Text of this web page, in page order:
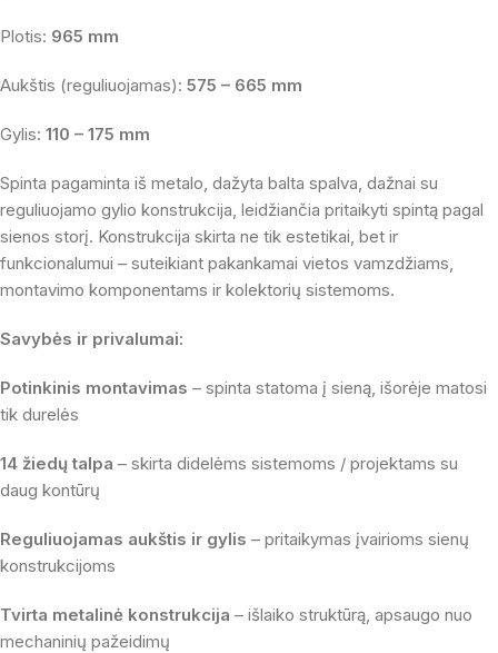
Plotis: 965 mm
Aukštis (reguliuojamas): 575 – 665 mm
Gylis: 110 – 175 mm
Spinta pagaminta iš metalo, dažyta balta spalva, dažnai su
reguliuojamo gylio konstrukcija, leidžiančia pritaikyti spintą pagal
sienos storį. Konstrukcija skirta ne tik estetikai, bet ir
funkcionalumui – suteikiant pakankamai vietos vamzdžiams,
montavimo komponentams ir kolektorių sistemoms.
Savybės ir privalumai:
Potinkinis montavimas – spinta statoma į sieną, išorėje matosi
tik durelės
14 žiedų talpa – skirta didelėms sistemoms / projektams su
daug kontūrų
Reguliuojamas aukštis ir gylis – pritaikymas įvairioms sienų
konstrukcijoms
Tvirta metalinė konstrukcija – išlaiko struktūrą, apsaugo nuo
mechaninių pažeidimų